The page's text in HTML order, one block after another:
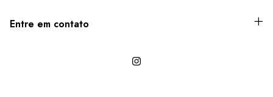
Entre em contato